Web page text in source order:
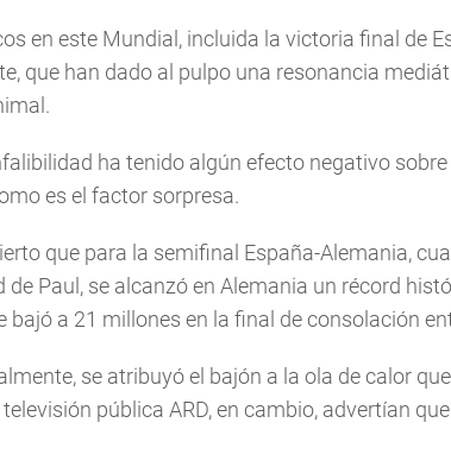
en este Mundial, incluida la victoria final de
que han dado al pulpo una resonancia
ha tenido algún efecto negativo
es el factor sorpresa.
que para la semifinal España-Alemania,
Paul, se alcanzó en Alemania un récord
bajó a 21 millones en la final de consolación
se atribuyó el bajón a la ola de calor
pública ARD, en cambio, advertían